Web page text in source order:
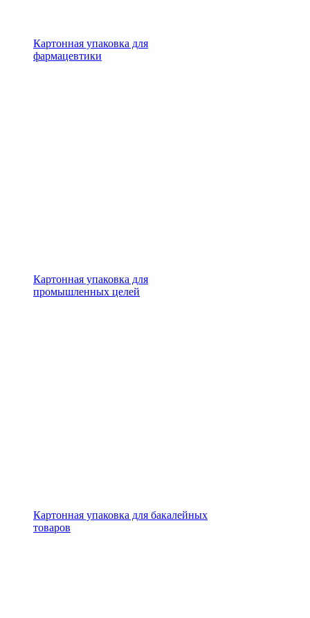
Картонная упаковка для
фармацевтики
Картонная упаковка для
промышленных целей
Картонная упаковка для бакалейных
товаров